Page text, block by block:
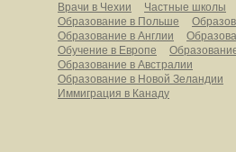
Врачи в Чехии
Частные школы
Образование в Польше
Образование в Англии
Обучение в Европе
Образование в Австралии
Образование в Новой Зеландии
Иммиграция в Канаду